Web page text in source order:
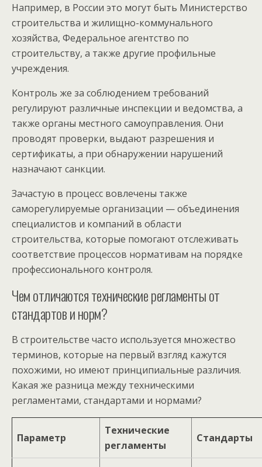
Например, в России это могут быть Министерство
строительства и жилищно-коммунального
хозяйства, Федеральное агентство по
строительству, а также другие профильные
учреждения.
Контроль же за соблюдением требований
регулируют различные инспекции и ведомства, а
также органы местного самоуправления. Они
проводят проверки, выдают разрешения и
сертификаты, а при обнаружении нарушений
назначают санкции.
Зачастую в процесс вовлечены также
саморегулируемые организации — объединения
специалистов и компаний в области
строительства, которые помогают отслеживать
соответствие процессов нормативам на порядке
профессионального контроля.
Чем отличаются технические регламенты от
стандартов и норм?
В строительстве часто используется множество
терминов, которые на первый взгляд кажутся
похожими, но имеют принципиальные различия.
Какая же разница между техническими
регламентами, стандартами и нормами?
Параметр
Технические
регламенты
Стандарты